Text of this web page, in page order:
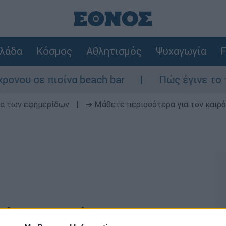
Κόσμος Αθλητισμός Ψυχαγωγία
σε πισίνα beach bar Πώς έγινε το
των εφημερίδων ➔ Μάθετε περισσότερα για τον
Πώς